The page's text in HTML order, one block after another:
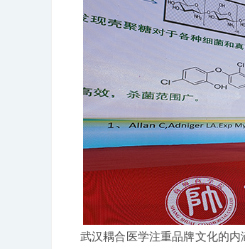
武汉耦合医学注重品牌文化的